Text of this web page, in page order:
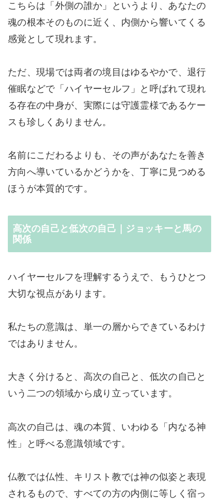
こちらは「外側の誰か」というより、あなたの
魂の根本そのものに近く、内側から響いてくる
感覚として現れます。
ただ、現場では両者の境目はゆるやかで、退行
催眠などで「ハイヤーセルフ」と呼ばれて現れ
る存在の中身が、実際には守護霊様であるケー
スも珍しくありません。
名前にこだわるよりも、その声があなたを善き
方向へ導いているかどうかを、丁寧に見つめる
ほうが本質的です。
高次の自己と低次の自己｜ジョッキーと馬の
関係
ハイヤーセルフを理解するうえで、もうひとつ
大切な視点があります。
私たちの意識は、単一の層からできているわけ
ではありません。
大きく分けると、高次の自己と、低次の自己と
いう二つの領域から成り立っています。
高次の自己は、魂の本質、いわゆる「内なる神
性」と呼べる意識領域です。
仏教では仏性、キリスト教では神の似姿と表現
されるもので、すべての方の内側に等しく宿っ